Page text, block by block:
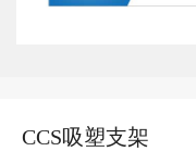
CCS吸塑支架